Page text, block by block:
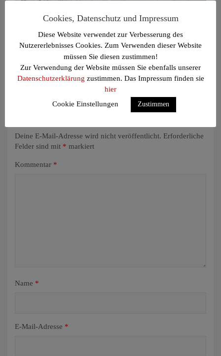
Lorin Stein Lena Wozniok
Beitragsnavigation
8 b&c – „Mein Buch! Mein Cover!!!“ (Melis)
Deine E-Mail-Adresse wird nicht veröffentlicht. Erforderliche
Felder sind mit * markiert
Kommentar *
Name *
E-Mail-Adresse *
Cookies, Datenschutz und Impressum
Diese Website verwendet zur Verbesserung des
Nutzererlebnisses Cookies. Zum Verwenden dieser Website
müssen Sie diesen zustimmen!
Zur Verwendung der Website müssen Sie ebenfalls unserer
Datenschutzerklärung zustimmen. Das Impressum finden sie
hier
Cookie Einstellungen
Zustimmen